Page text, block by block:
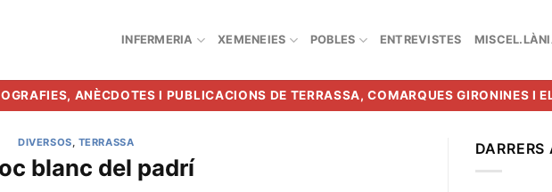
INFERMERIA XEMENEIES POBLES ENTREVISTES
ANÈCDOTES I PUBLICACIONS DE TERRASSA, COMARQUES GIRONINES I
DIVERSOS, TERRASSA
blanc del padrí